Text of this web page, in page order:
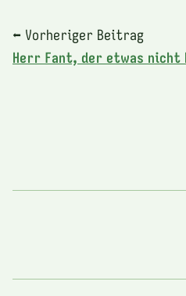
⬅ Vorheriger Beitrag
Herr Fant, der etwas nicht